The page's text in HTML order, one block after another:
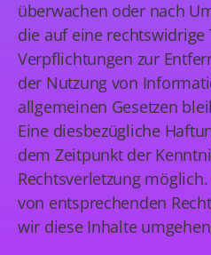
überwachen oder nach
die auf eine rechtswidrige
Verpflichtungen zur
der Nutzung von
allgemeinen Gesetzen
Eine diesbezügliche
dem Zeitpunkt der
Rechtsverletzung
von entsprechenden
wir diese Inhalte